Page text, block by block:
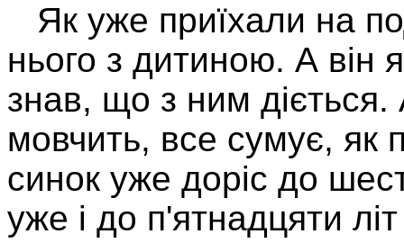
Як уже приїхали на
нього з дитиною. А він
знав, що з ним
мовчить, все сумує, як
синок уже доріс до
уже і до п'ятнадця­ти